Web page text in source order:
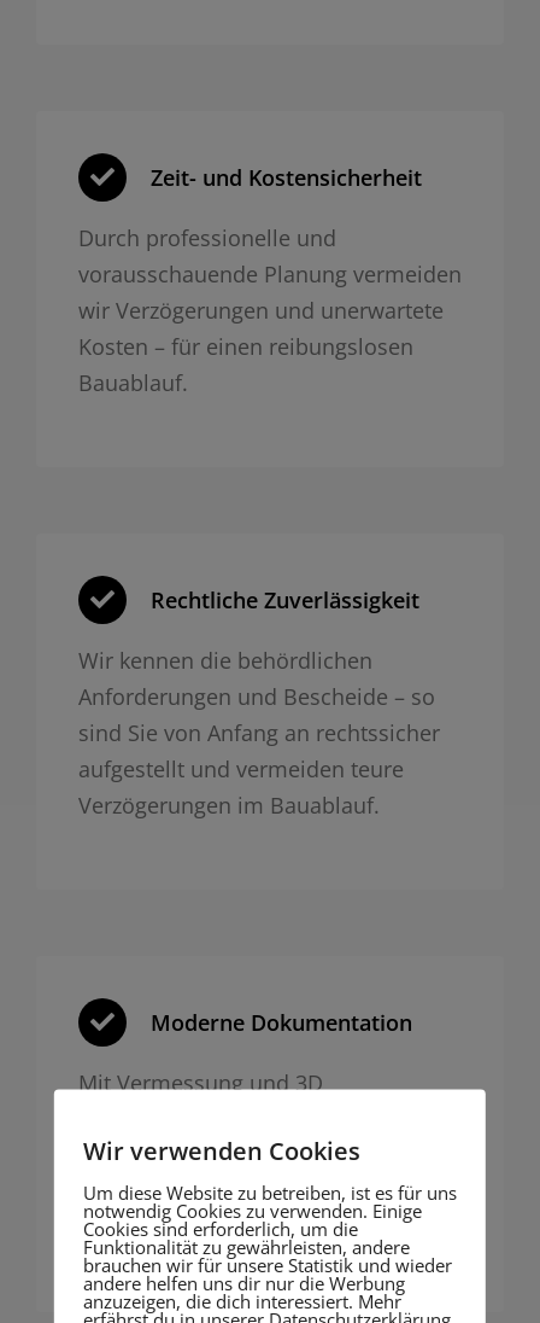
Zeit- und Kosten­sicherheit
Durch professionelle und
vorausschauende Planung vermeiden
wir Verzögerungen und unerwartete
Kosten – für einen reibungslosen
Bauablauf.
Rechtliche Zuverlässigkeit
Wir kennen die behördlichen
Anforderungen und Bescheide – so
sind Sie von Anfang an rechtssicher
aufgestellt und vermeiden teure
Verzögerungen im Bauablauf.
Moderne Dokumentation
Mit Vermessung und 3D
nachvollziehbare Dokumentation für
Behörden oder Bauakte – digital und
zukunftssicher.
Wir verwenden Cookies
Um diese Website zu betreiben, ist es für uns
notwendig Cookies zu verwenden. Einige
Cookies sind erforderlich, um die
Funktionalität zu gewährleisten, andere
brauchen wir für unsere Statistik und wieder
andere helfen uns dir nur die Werbung
anzuzeigen, die dich interessiert. Mehr
erfährst du in unserer Datenschutzerklärung.